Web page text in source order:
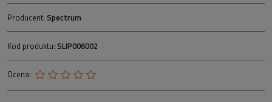
Producent: Spectrum
Kod produktu: SLIP006002
Ocena: